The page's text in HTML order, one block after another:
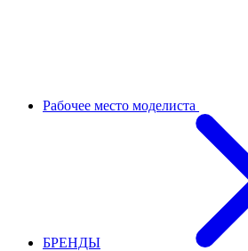
Рабочее место моделиста
БРЕНДЫ